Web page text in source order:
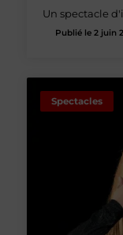
Un spectacle
Publié le 2 juin
Spectacles